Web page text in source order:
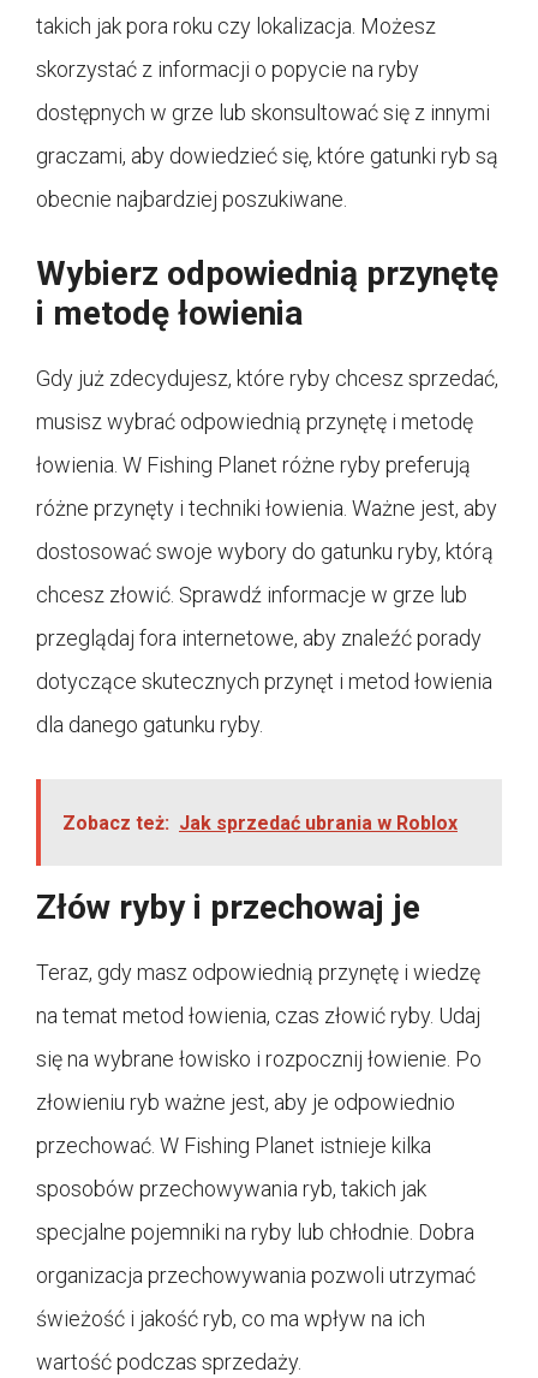
takich jak pora roku czy lokalizacja. Możesz
skorzystać z informacji o popycie na ryby
dostępnych w grze lub skonsultować się z innymi
graczami, aby dowiedzieć się, które gatunki ryb są
obecnie najbardziej poszukiwane.
Wybierz odpowiednią przynętę
i metodę łowienia
Gdy już zdecydujesz, które ryby chcesz sprzedać,
musisz wybrać odpowiednią przynętę i metodę
łowienia. W Fishing Planet różne ryby preferują
różne przynęty i techniki łowienia. Ważne jest, aby
dostosować swoje wybory do gatunku ryby, którą
chcesz złowić. Sprawdź informacje w grze lub
przeglądaj fora internetowe, aby znaleźć porady
dotyczące skutecznych przynęt i metod łowienia
dla danego gatunku ryby.
Zobacz też: Jak sprzedać ubrania w Roblox
Złów ryby i przechowaj je
Teraz, gdy masz odpowiednią przynętę i wiedzę
na temat metod łowienia, czas złowić ryby. Udaj
się na wybrane łowisko i rozpocznij łowienie. Po
złowieniu ryb ważne jest, aby je odpowiednio
przechować. W Fishing Planet istnieje kilka
sposobów przechowywania ryb, takich jak
specjalne pojemniki na ryby lub chłodnie. Dobra
organizacja przechowywania pozwoli utrzymać
świeżość i jakość ryb, co ma wpływ na ich
wartość podczas sprzedaży.